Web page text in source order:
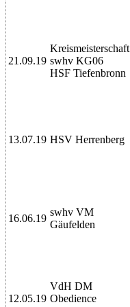
21.09.19
Kreismeisterschaft
swhv KG06
HSF Tiefenbronn
13.07.19 HSV Herrenberg
16.06.19
swhv VM
Gäufelden
12.05.19
VdH DM
Obedience